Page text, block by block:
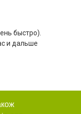
быстро).
и дальше